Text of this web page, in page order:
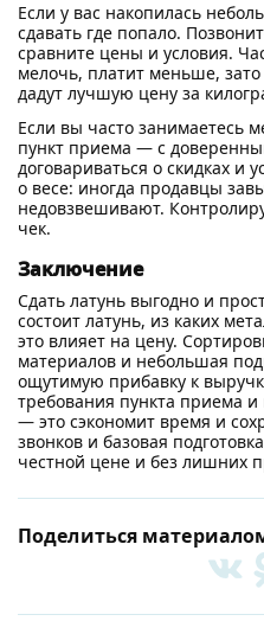
Если у вас накопилась
сдавать где попало.
сравните цены и условия.
мелочь, платит меньше,
дадут лучшую цену за
Если вы часто занимаетесь
пункт приема — с
договариваться о скидках и
о весе: иногда продавцы
недовзвешивают.
чек.
Заключение
Сдать латунь выгодно и
состоит латунь, из каких
это влияет на цену.
материалов и небольшая
ощутимую прибавку к
требования пункта приема
— это сэкономит время и
звонков и базовая
честной цене и без лишних
Поделиться